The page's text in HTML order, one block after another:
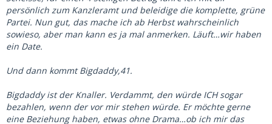
persönlich zum Kanzleramt und beleidige die komplette, grüne
Partei. Nun gut, das mache ich ab Herbst wahrscheinlich
sowieso, aber man kann es ja mal anmerken. Läuft…wir haben
ein Date.
Und dann kommt Bigdaddy,41.
Bigdaddy ist der Knaller. Verdammt, den würde ICH sogar
bezahlen, wenn der vor mir stehen würde. Er möchte gerne
eine Beziehung haben, etwas ohne Drama…ob ich mir das